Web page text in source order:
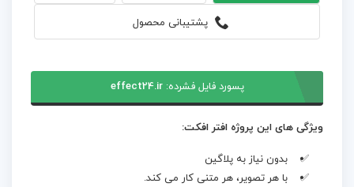
پشتیبانی محصول
پسورد فایل فشرده:effect24.ir
ویژگی های این پروژه افتر افکت:
بدون نیاز به پلاگین
با هر تصویر، هر متنی کار می کند.